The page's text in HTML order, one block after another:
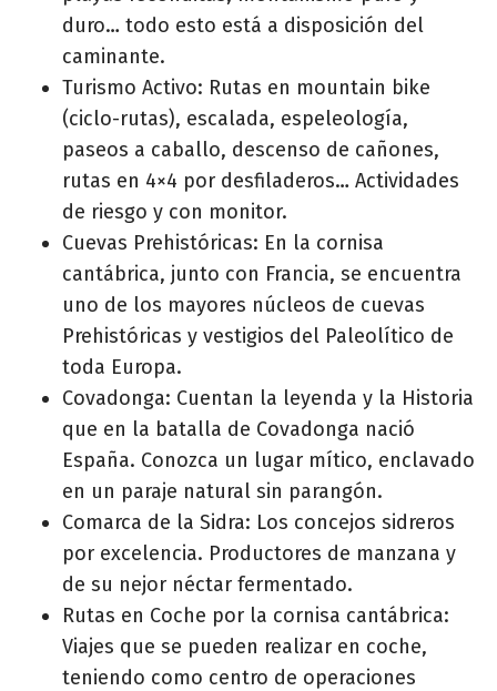
duro… todo esto está a disposición del
caminante.
Turismo Activo: Rutas en mountain bike
(ciclo-rutas), escalada, espeleología,
paseos a caballo, descenso de cañones,
rutas en 4×4 por desfiladeros… Actividades
de riesgo y con monitor.
Cuevas Prehistóricas: En la cornisa
cantábrica, junto con Francia, se encuentra
uno de los mayores núcleos de cuevas
Prehistóricas y vestigios del Paleolítico de
toda Europa.
Covadonga: Cuentan la leyenda y la Historia
que en la batalla de Covadonga nació
España. Conozca un lugar mítico, enclavado
en un paraje natural sin parangón.
Comarca de la Sidra: Los concejos sidreros
por excelencia. Productores de manzana y
de su nejor néctar fermentado.
Rutas en Coche por la cornisa cantábrica:
Viajes que se pueden realizar en coche,
teniendo como centro de operaciones